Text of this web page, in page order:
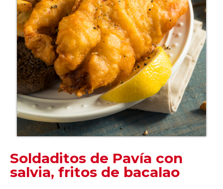
Soldaditos de Pavía con
salvia, fritos de bacalao